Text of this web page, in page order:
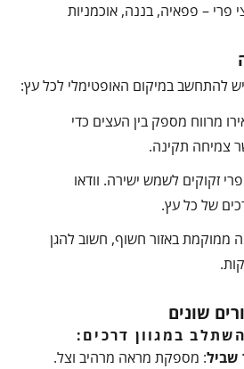
פרי – פפאיה, בננה, אוכמניות
יש להתחשב במיקום האופטימלי לכל עץ:
מרווח מספק בין העצים כדי
צמיחה תקינה.
זקוקים לשמש ישירה. וודאו
של כל עץ.
ממוקמת באזור חשוף, חשוב להגן
שונים
במגוון דרכים:
שביל: מספקת מראה מרהיב וצל.